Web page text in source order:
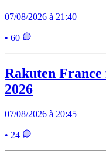
07/08/2026 à 21:40
• 60
Rakuten France
2026
07/08/2026 à 20:45
• 24